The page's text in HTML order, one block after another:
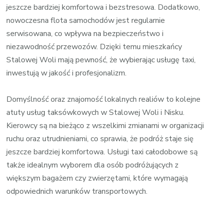
jeszcze bardziej komfortowa i bezstresowa. Dodatkowo,
nowoczesna flota samochodów jest regularnie
serwisowana, co wpływa na bezpieczeństwo i
niezawodność przewozów. Dzięki temu mieszkańcy
Stalowej Woli mają pewność, że wybierając usługę taxi,
inwestują w jakość i profesjonalizm.
Domyślność oraz znajomość lokalnych realiów to kolejne
atuty usług taksówkowych w Stalowej Woli i Nisku.
Kierowcy są na bieżąco z wszelkimi zmianami w organizacji
ruchu oraz utrudnieniami, co sprawia, że podróż staje się
jeszcze bardziej komfortowa. Usługi taxi całodobowe są
także idealnym wyborem dla osób podróżujących z
większym bagażem czy zwierzętami, które wymagają
odpowiednich warunków transportowych.